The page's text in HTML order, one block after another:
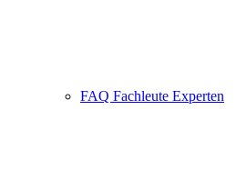
FAQ Fachleute Experten